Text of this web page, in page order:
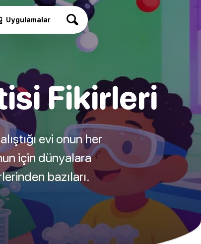
Uygulamalar
Fikirleri
evi onun her
için dünyalara
bazıları.